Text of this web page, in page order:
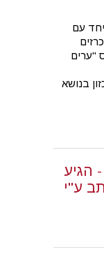
עם
"ערים
בנושא
- הגיע
ע"י